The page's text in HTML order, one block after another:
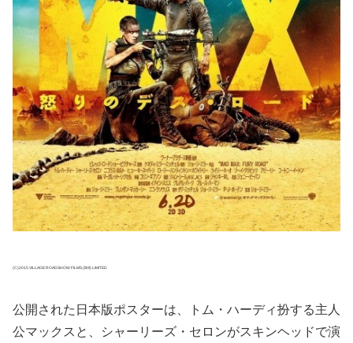
(C)2015 VILLAGE ROADSHOW FILMS (BVI) LIMITED
公開された日本版ポスターは、トム・ハーディ扮する主人
公マックスと、シャーリーズ・セロンがスキンヘッドで演